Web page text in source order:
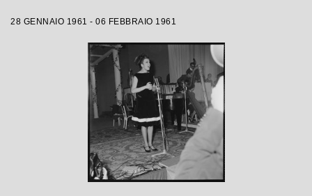
28 GENNAIO 1961 - 06 FEBBRAIO 1961